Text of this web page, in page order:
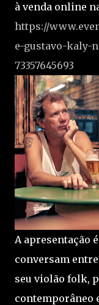
à venda online
https://
e-gustavo-kaly-
73357645693
A apresentação
conversam
seu violão folk,
contemporâneo